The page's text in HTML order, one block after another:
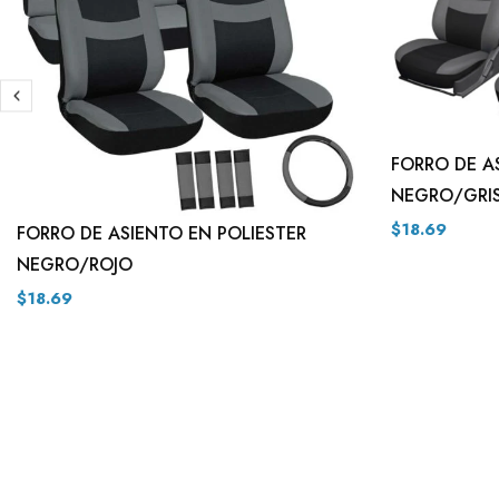
FORRO DE ASIENTO EN POLIESTER
NEGRO/ROJO
$18.69
FORRO DE
NEGRO/
$18.69